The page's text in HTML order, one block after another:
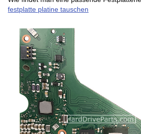
festplatte platine tauschen